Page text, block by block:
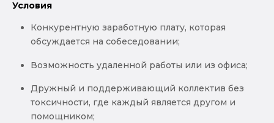
Условия
Конкурентную заработную плату, которая
обсуждается на собеседовании;
Возможность удаленной работы или из офиса;
Дружный и поддерживающий коллектив без
токсичности, где каждый является другом и
помощником;